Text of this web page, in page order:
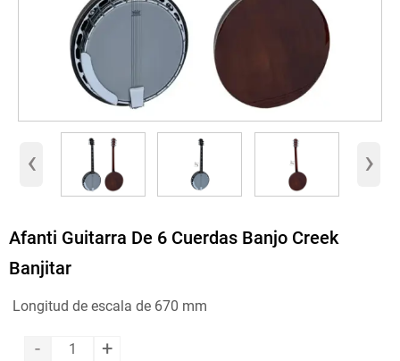
‹ ›
Afanti Guitarra De 6 Cuerdas Banjo Creek
Banjitar
Longitud de escala de 670 mm
- +